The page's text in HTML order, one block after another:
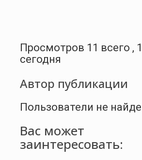
Просмотров 11 всего , 1
сегодня
Автор публикации
Пользователи не
Вас может
заинтересовать: